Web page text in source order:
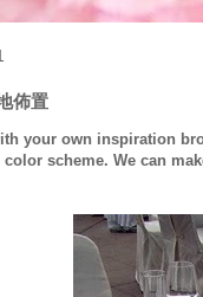
佈置
your own inspiration
scheme. We can